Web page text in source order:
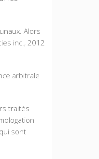
Alors
inc., 2012
arbitrale
traités
sont